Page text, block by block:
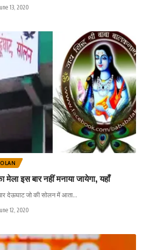
13, 2020
मेला इस बार नहीं मनाया जायेगा, यहाँ
देऊघाट जो की सोलन में आता…
12, 2020